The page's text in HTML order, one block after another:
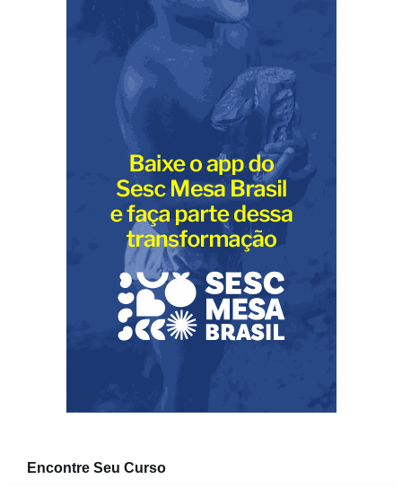
Encontre Seu Curso